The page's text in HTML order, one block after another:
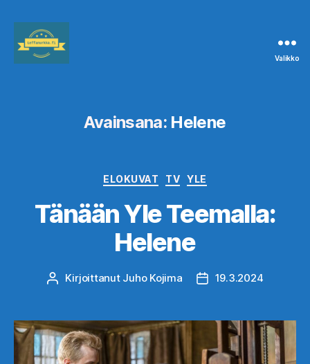
Valikko
Avainsana: Helene
Kategoriat
ELOKUVAT TV YLE
Tänään Yle Teemalla:
Helene
Kirjoittaja
Kirjoittanut Juho Kojima Julkaisupäivämäärä
19.3.2024